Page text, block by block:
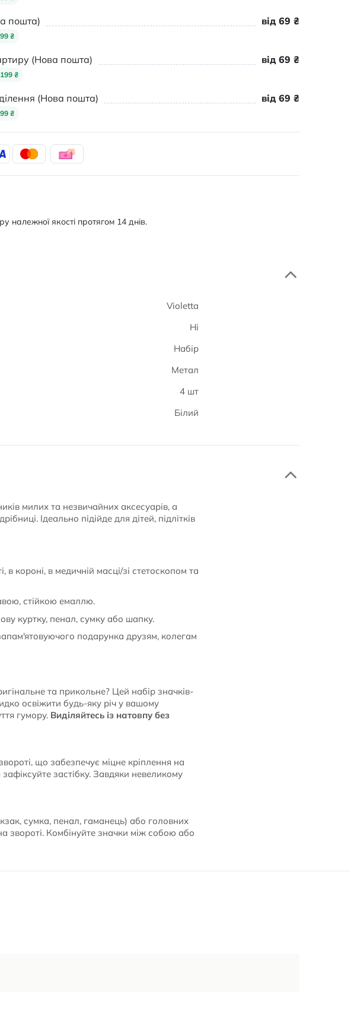
пошта)
₴
від 69 ₴
(Нова пошта)
₴
від 69 ₴
(Нова пошта)
₴
від 69 ₴
належної якості протягом 14 днів.
Violetta
Ні
Набір
Метал
4 шт
Білий
милих та незвичайних аксесуарів, а
Ідеально підійде для дітей, підлітків
в короні, в медичній масці/зі стетоскопом та
стійкою емаллю.
куртку, пенал, сумку або шапку.
подарунка друзям, колегам
та прикольне? Цей набір значків-
освіжити будь-яку річ у вашому
гумору. Виділяйтесь із натовпу без
що забезпечує міцне кріплення на
застібку. Завдяки невеликому
сумка, пенал, гаманець) або головних
звороті. Комбінуйте значки між собою або